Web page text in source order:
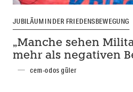
JUBILÄUM IN DER FRIEDENSBEWEGUNG
„Manche sehen
mehr als negativen
cem-odos güler